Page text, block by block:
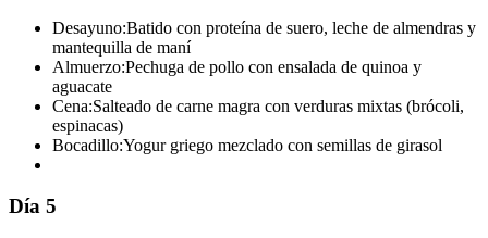
Desayuno:Batido con proteína de suero, leche de almendras y
mantequilla de maní
Almuerzo:Pechuga de pollo con ensalada de quinoa y
aguacate
Cena:Salteado de carne magra con verduras mixtas (brócoli,
espinacas)
Bocadillo:Yogur griego mezclado con semillas de girasol
Día 5